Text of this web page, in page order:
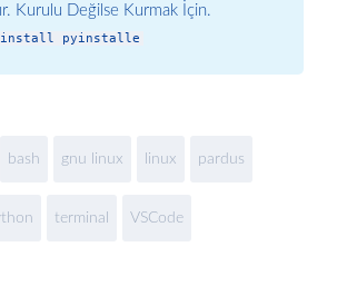
Kurulu Değilse Kurmak İçin.
pyinstalle
bash gnu linux linux pardus
terminal VSCode